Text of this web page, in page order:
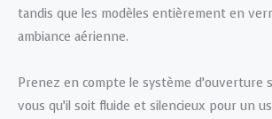
tandis que les modèles entièrement en
ambiance aérienne.
Prenez en compte le système d’ouverture
vous qu’il soit fluide et silencieux pour un